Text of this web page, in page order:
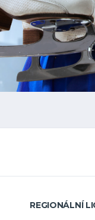
REGIONÁLNÍ